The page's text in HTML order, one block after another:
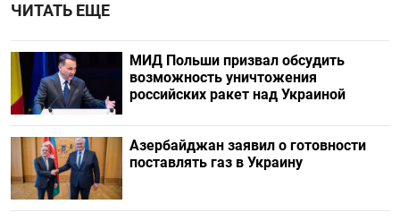
ЧИТАТЬ ЕЩЕ
МИД Польши призвал обсудить
возможность уничтожения
российских ракет над Украиной
Азербайджан заявил о готовности
поставлять газ в Украину